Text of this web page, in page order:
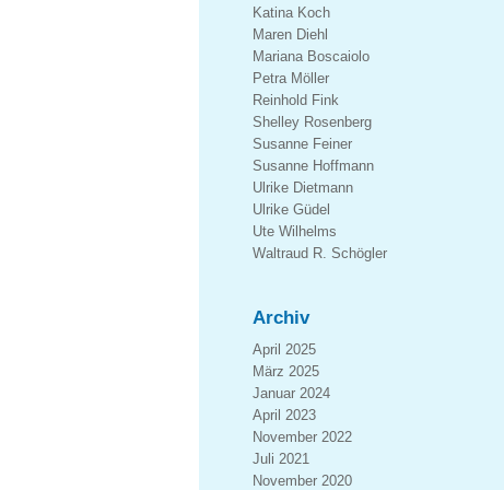
Katina Koch
Maren Diehl
Mariana Boscaiolo
Petra Möller
Reinhold Fink
Shelley Rosenberg
Susanne Feiner
Susanne Hoffmann
Ulrike Dietmann
Ulrike Güdel
Ute Wilhelms
Waltraud R. Schögler
Archiv
April 2025
März 2025
Januar 2024
April 2023
November 2022
Juli 2021
November 2020